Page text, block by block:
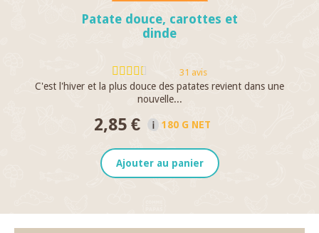
Patate douce, carottes et
dinde
31 avis
C'est l'hiver et la plus douce des patates revient dans une
nouvelle...
2,85 € 180 G NET
Ajouter au panier